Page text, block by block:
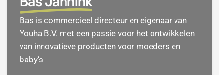
Bas is commercieel directeur en eigenaar van
Youha B.V. met een passie voor het ontwikkelen
van innovatieve producten voor moeders en
baby’s.